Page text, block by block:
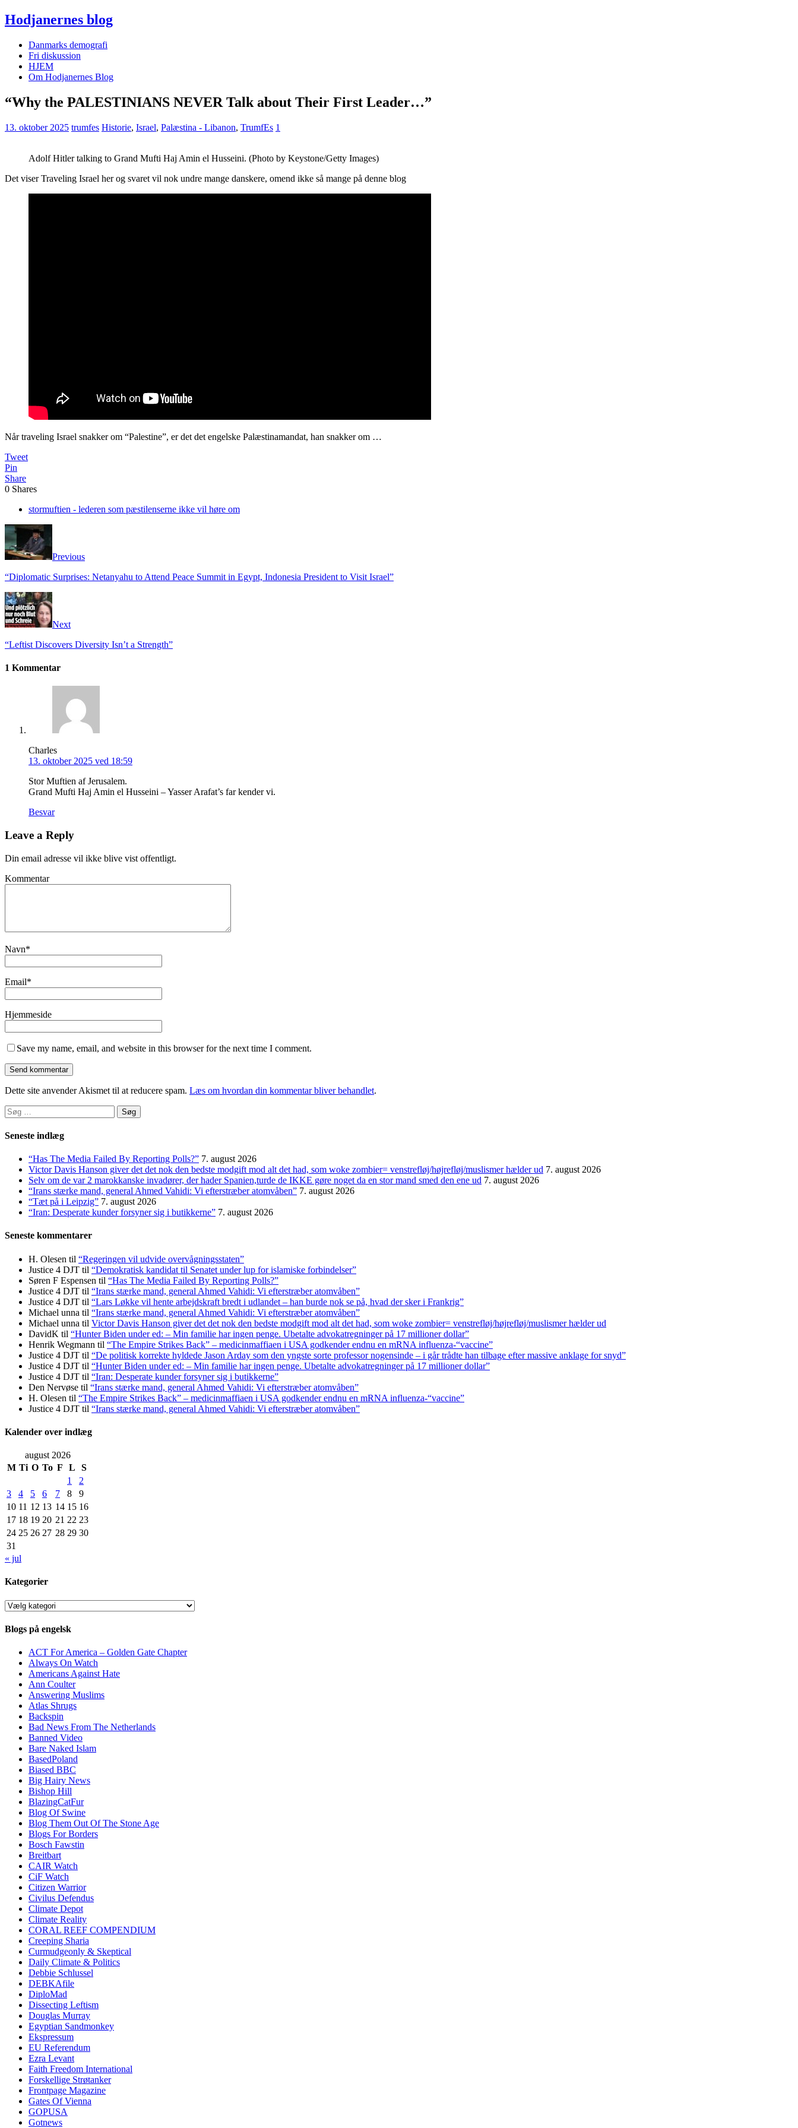
Hodjanernes blog
Danmarks demografi
Fri diskussion
HJEM
Om Hodjanernes Blog
“Why the PALESTINIANS NEVER Talk about Their First Leader…”
13. oktober 2025 trumfes Historie, Israel, Palæstina - Libanon, TrumfEs 1
Adolf Hitler talking to Grand Mufti Haj Amin el Husseini. (Photo by Keystone/Getty Images)
Det viser Traveling Israel her og svaret vil nok undre mange danskere, omend ikke så mange på denne blog
Når traveling Israel snakker om “Palestine”, er det det engelske Palæstinamandat, han snakker om …
Tweet
Pin
Share
0 Shares
stormuftien - lederen som pæstilenserne ikke vil høre om
Previous
“Diplomatic Surprises: Netanyahu to Attend Peace Summit in Egypt, Indonesia President to Visit Israel”
Next
“Leftist Discovers Diversity Isn’t a Strength”
1 Kommentar
Charles
13. oktober 2025 ved 18:59
Stor Muftien af Jerusalem.
Grand Mufti Haj Amin el Husseini – Yasser Arafat’s far kender vi.
Besvar
Leave a Reply
Din email adresse vil ikke blive vist offentligt.
Kommentar
Navn*
Email*
Hjemmeside
Save my name, email, and website in this browser for the next time I comment.
Dette site anvender Akismet til at reducere spam. Læs om hvordan din kommentar bliver behandlet.
Søg
efter:
Seneste indlæg
“Has The Media Failed By Reporting Polls?” 7. august 2026
Victor Davis Hanson giver det det nok den bedste modgift mod alt det had, som woke zombier= venstrefløj/højrefløj/muslismer hælder ud 7. august 2026
Selv om de var 2 marokkanske invadører, der hader Spanien,turde de IKKE gøre noget da en stor mand smed den ene ud 7. august 2026
“Irans stærke mand, general Ahmed Vahidi: Vi efterstræber atomvåben” 7. august 2026
“Tæt på i Leipzig” 7. august 2026
“Iran: Desperate kunder forsyner sig i butikkerne” 7. august 2026
Seneste kommentarer
H. Olesen til “Regeringen vil udvide overvågningsstaten”
Justice 4 DJT til “Demokratisk kandidat til Senatet under lup for islamiske forbindelser”
Søren F Espensen til “Has The Media Failed By Reporting Polls?”
Justice 4 DJT til “Irans stærke mand, general Ahmed Vahidi: Vi efterstræber atomvåben”
Justice 4 DJT til “Lars Løkke vil hente arbejdskraft bredt i udlandet – han burde nok se på, hvad der sker i Frankrig”
Michael unna til “Irans stærke mand, general Ahmed Vahidi: Vi efterstræber atomvåben”
Michael unna til Victor Davis Hanson giver det det nok den bedste modgift mod alt det had, som woke zombier= venstrefløj/højrefløj/muslismer hælder ud
DavidK til “Hunter Biden under ed: – Min familie har ingen penge. Ubetalte advokat­regninger på 17 millioner dollar”
Henrik Wegmann til “The Empire Strikes Back” – medicinmaffiaen i USA godkender endnu en mRNA influenza-“vaccine”
Justice 4 DJT til “De politisk korrekte hyldede Jason Arday som den yngste sorte professor nogensinde – i går trådte han tilbage efter massive anklage for snyd”
Justice 4 DJT til “Hunter Biden under ed: – Min familie har ingen penge. Ubetalte advokat­regninger på 17 millioner dollar”
Justice 4 DJT til “Iran: Desperate kunder forsyner sig i butikkerne”
Den Nervøse til “Irans stærke mand, general Ahmed Vahidi: Vi efterstræber atomvåben”
H. Olesen til “The Empire Strikes Back” – medicinmaffiaen i USA godkender endnu en mRNA influenza-“vaccine”
Justice 4 DJT til “Irans stærke mand, general Ahmed Vahidi: Vi efterstræber atomvåben”
Kalender over indlæg
august 2026
M Ti O To F L
S
1
2
3
4 5 6 7 8
9
10 11 12 13 14 15 16
17 18 19 20 21 22 23
24 25 26 27 28 29 30
31
« jul
Kategorier
Kategorier
Blogs på engelsk
ACT For America – Golden Gate Chapter
Always On Watch
Americans Against Hate
Ann Coulter
Answering Muslims
Atlas Shrugs
Backspin
Bad News From The Netherlands
Banned Video
Bare Naked Islam
BasedPoland
Biased BBC
Big Hairy News
Bishop Hill
BlazingCatFur
Blog Of Swine
Blog Them Out Of The Stone Age
Blogs For Borders
Bosch Fawstin
Breitbart
CAIR Watch
CiF Watch
Citizen Warrior
Civilus Defendus
Climate Depot
Climate Reality
CORAL REEF COMPENDIUM
Creeping Sharia
Curmudgeonly & Skeptical
Daily Climate & Politics
Debbie Schlussel
DEBKAfile
DiploMad
Dissecting Leftism
Douglas Murray
Egyptian Sandmonkey
Ekspressum
EU Referendum
Ezra Levant
Faith Freedom International
Forskellige Strøtanker
Frontpage Magazine
Gates Of Vienna
GOPUSA
Gotnews